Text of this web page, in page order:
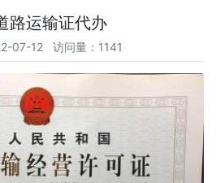
路运输证代办
07-12 访问量：1141